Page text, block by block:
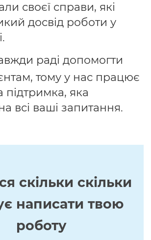
своєї справи, які
досвід роботи у
раді допомогти
тому у нас працює
підтримка, яка
всі ваші запитання.
скільки скільки
написати твою
роботу